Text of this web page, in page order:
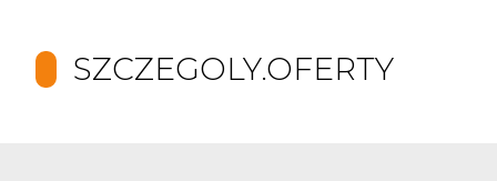
SZCZEGOLY.OFERTY